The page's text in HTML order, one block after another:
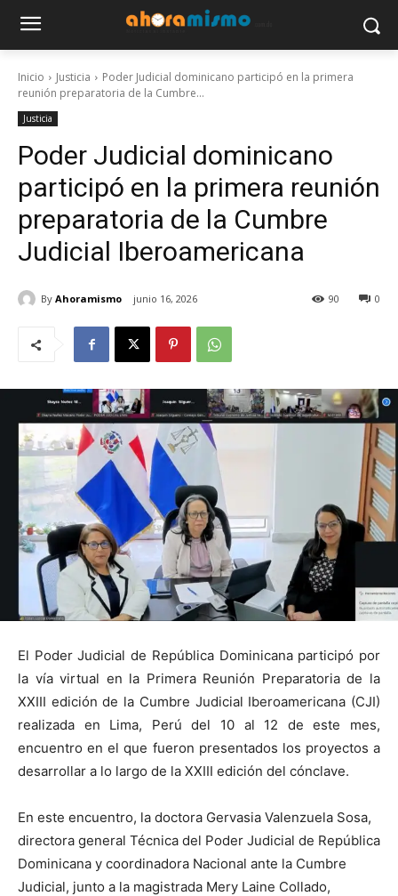
Inicio Justicia
Poder Judicial dominicano participó en la primera
reunión preparatoria de la Cumbre...
Justicia
Poder Judicial dominicano
participó en la primera reunión
preparatoria de la Cumbre
Judicial Iberoamericana
By Ahoramismo junio 16, 2026 0
90
El Poder Judicial de República Dominicana participó por
la vía virtual en la Primera Reunión Preparatoria de la
XXIII edición de la Cumbre Judicial Iberoamericana (CJI)
realizada en Lima, Perú del 10 al 12 de este mes,
encuentro en el que fueron presentados los proyectos a
desarrollar a lo largo de la XXIII edición del cónclave.
En este encuentro, la doctora Gervasia Valenzuela Sosa,
directora general Técnica del Poder Judicial de República
Dominicana y coordinadora Nacional ante la Cumbre
Judicial, junto a la magistrada Mery Laine Collado,